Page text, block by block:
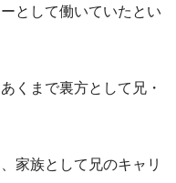
として働いていたとい
くまで裏方として兄・
家族として兄のキャリ